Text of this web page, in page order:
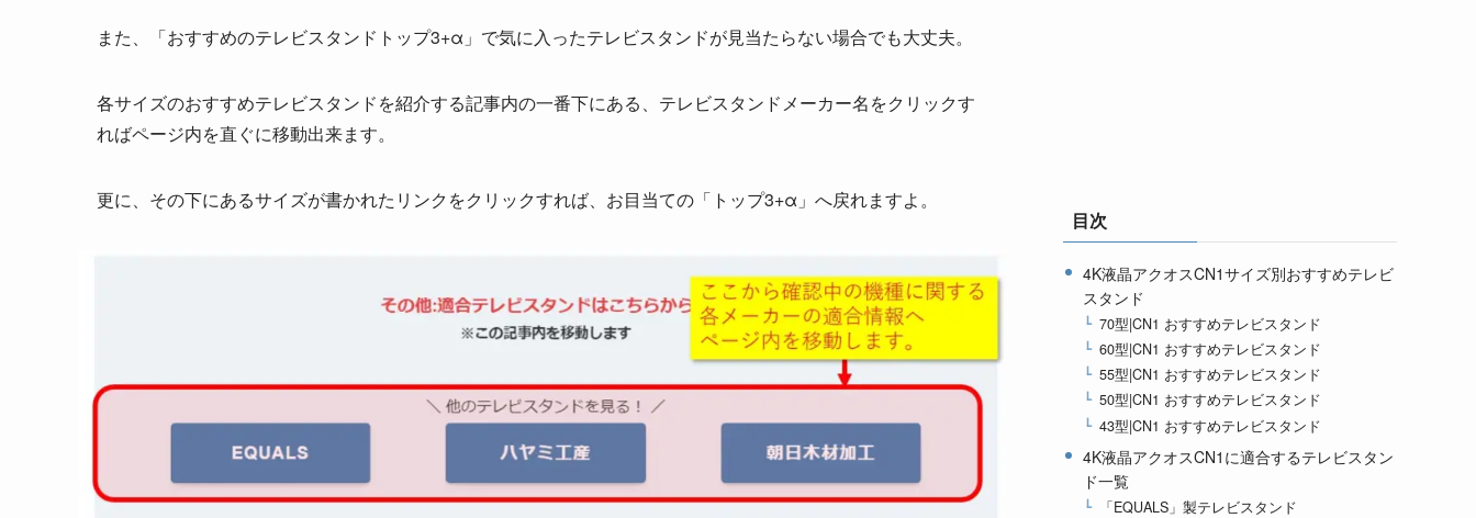
また、「おすすめのテレビスタンドトップ3+α」で気に入ったテレビスタンドが見当たらない場合でも大丈夫。
各サイズのおすすめテレビスタンドを紹介する記事内の一番下にある、 テレビスタンドメーカー名をクリックす
ればページ内を直ぐに移動出来ます。
更に、その下にあるサイズが書かれたリンクをクリックすれば、お目当ての「トップ3+α」へ戻れますよ。
目次
4K液晶アクオスCN1サイズ別おすすめテレビ
スタンド
70型|CN1 おすすめテレビスタンド
60型|CN1 おすすめテレビスタンド
55型|CN1 おすすめテレビスタンド
50型|CN1 おすすめテレビスタンド
43型|CN1 おすすめテレビスタンド
4K液晶アクオスCN1に適合するテレビスタン
ド一覧
「EQUALS」製テレビスタンド